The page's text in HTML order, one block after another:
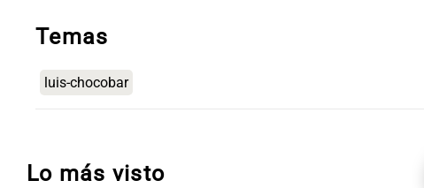
Temas
luis-chocobar
Lo más visto